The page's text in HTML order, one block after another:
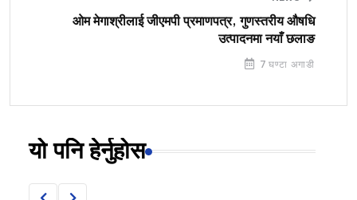
ओम मेगाश्रीलाई जीएमपी प्रमाणपत्र, गुणस्तरीय औषधि
उत्पादनमा नयाँ छलाङ
7 घण्टा अगाडी
यो पनि हेर्नुहोस